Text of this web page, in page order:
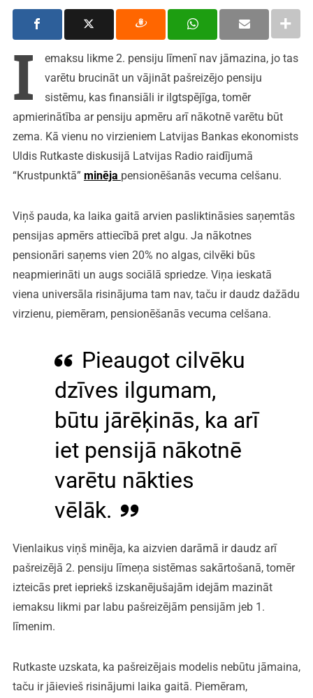
I
emaksu likme 2. pensiju līmenī nav jāmazina, jo tas
varētu brucināt un vājināt pašreizējo pensiju
sistēmu, kas finansiāli ir ilgtspējīga, tomēr
apmierinātība ar pensiju apmēru arī nākotnē varētu būt
zema. Kā vienu no virzieniem Latvijas Bankas ekonomists
Uldis Rutkaste diskusijā Latvijas Radio raidījumā
“Krustpunktā” minēja pensionēšanās vecuma celšanu.
Viņš pauda, ka laika gaitā arvien pasliktināsies saņemtās
pensijas apmērs attiecībā pret algu. Ja nākotnes
pensionāri saņems vien 20% no algas, cilvēki būs
neapmierināti un augs sociālā spriedze. Viņa ieskatā
viena universāla risinājuma tam nav, taču ir daudz dažādu
virzienu, piemēram, pensionēšanās vecuma celšana.
Pieaugot cilvēku
dzīves ilgumam,
būtu jārēķinās, ka arī
iet pensijā nākotnē
varētu nākties
vēlāk.
Vienlaikus viņš minēja, ka aizvien darāmā ir daudz arī
pašreizējā 2. pensiju līmeņa sistēmas sakārtošanā, tomēr
izteicās pret iepriekš izskanējušajām idejām mazināt
iemaksu likmi par labu pašreizējām pensijām jeb 1.
līmenim.
Rutkaste uzskata, ka pašreizējais modelis nebūtu jāmaina,
taču ir jāievieš risinājumi laika gaitā. Piemēram,